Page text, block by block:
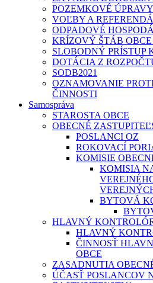
POZEMKOVÉ
VOĽBY A REFERENDÁ
ODPADOVÉ
KRÍZOVÝ ŠTÁB
SLOBODNÝ PRÍSTUP
DOTÁCIA Z
SODB2021
OZNAMOVANIE
ČINNOSTI
Samospráva
STAROSTA OBCE
OBECNÉ
POSLANCI OZ
ROKOVACÍ
KOMISIE
KOMISIA
BYTOVÁ
HLAVNÝ
HLAVNÝ
ČINNOSŤ
OBCE
ZASADNUTIA
ÚČASŤ POSLANCOV